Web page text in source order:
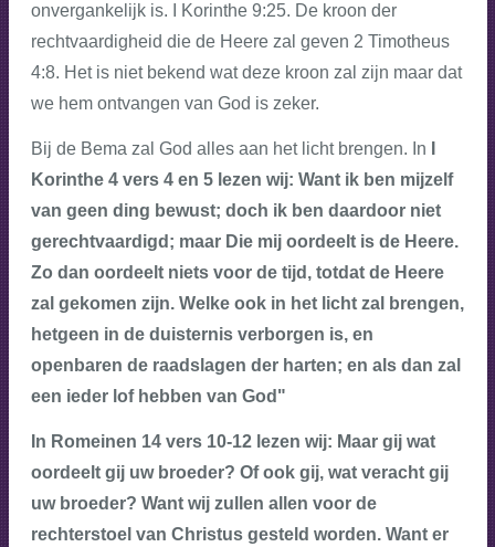
onvergankelijk is. I Korinthe 9:25. De kroon der
rechtvaardigheid die de Heere zal geven 2 Timotheus
4:8. Het is niet bekend wat deze kroon zal zijn maar dat
we hem ontvangen van God is zeker.
Bij de Bema zal God alles aan het licht brengen. In
Korinthe 4 vers 4 en 5 lezen wij: Want ik ben mijzelf
van geen ding bewust; doch ik ben daardoor niet
gerechtvaardigd; maar Die mij oordeelt is de Heere.
Zo dan oordeelt niets voor de tijd, totdat de Heere
zal gekomen zijn. Welke ook in het licht zal brengen,
hetgeen in de duisternis verborgen is, en
openbaren de raadslagen der harten; en als dan zal
een ieder lof hebben van God"
In Romeinen 14 vers 10-12 lezen wij: Maar gij wat
oordeelt gij uw broeder? Of ook gij, wat veracht gij
uw broeder? Want wij zullen allen voor de
rechterstoel van Christus gesteld worden. Want er